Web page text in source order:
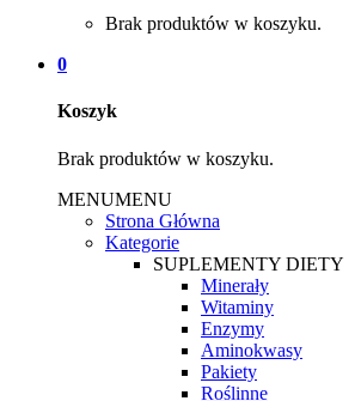
Brak produktów w koszyku.
0
Koszyk
Brak produktów w koszyku.
MENUMENU
Strona Główna
Kategorie
SUPLEMENTY DIETY
Minerały
Witaminy
Enzymy
Aminokwasy
Pakiety
Roślinne